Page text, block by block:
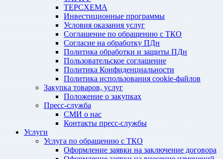
ТЕРСХЕМА
Инвестиционные программы
Условия оказания услуг
Соглашение по обращению с ТКО
Согласие на обработку ПДн
Политика обработки и защиты ПДн
Пользовательское соглашение
Политика Конфиденциальности
Политика использования cookie-файлов
Закупка товаров, услуг
Положение о закупках
Пресс-служба
СМИ о нас
Контакты пресс-службы
Услуги
Услуга по обращению с ТКО
Оформление заявки на заключение договора